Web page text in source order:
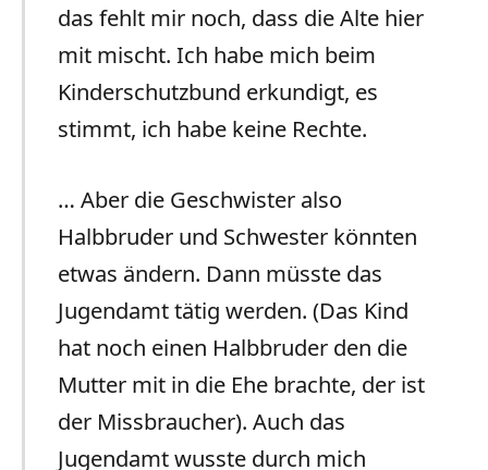
das fehlt mir noch, dass die Alte hier
mit mischt. Ich habe mich beim
Kinderschutzbund erkundigt, es
stimmt, ich habe keine Rechte.
… Aber die Geschwister also
Halbbruder und Schwester könnten
etwas ändern. Dann müsste das
Jugendamt tätig werden. (Das Kind
hat noch einen Halbbruder den die
Mutter mit in die Ehe brachte, der ist
der Missbraucher). Auch das
Jugendamt wusste durch mich